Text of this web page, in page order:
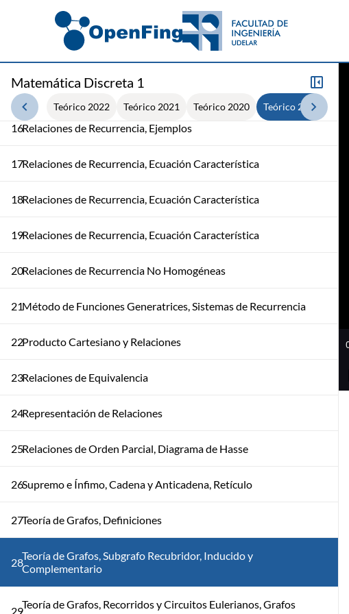
Matemática Discreta 1
Teórico 2022 Teórico 2021 Teórico 2020 Teórico 2013
Funciones Generatrices
15Convoluciones
16Relaciones de Recurrencia, Ejemplos
17Relaciones de Recurrencia, Ecuación Característica
18Relaciones de Recurrencia, Ecuación Característica
19Relaciones de Recurrencia, Ecuación Característica
20Relaciones de Recurrencia No Homogéneas
21Método de Funciones Generatrices, Sistemas de Recurrencia
22Producto Cartesiano y Relaciones
23Relaciones de Equivalencia
24Representación de Relaciones
25Relaciones de Orden Parcial, Diagrama de Hasse
26Supremo e Ínfimo, Cadena y Anticadena, Retículo
27Teoría de Grafos, Definiciones
28Teoría de Grafos, Subgrafo Recubridor, Inducido y
Complementario
29Teoría de Grafos, Recorridos y Circuitos Eulerianos, Grafos